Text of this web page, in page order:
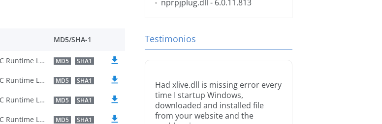
MD5/SHA-1
Microsoft® C Runtime Library MD5 SHA1
Microsoft® C Runtime Library MD5 SHA1
Microsoft® C Runtime Library MD5 SHA1
Microsoft® C Runtime Library MD5 SHA1
nprpjplug.dll - 6.0.11.813
Testimonios
Had xlive.dll is missing error every
time I startup Windows,
downloaded and installed file
from your website and the